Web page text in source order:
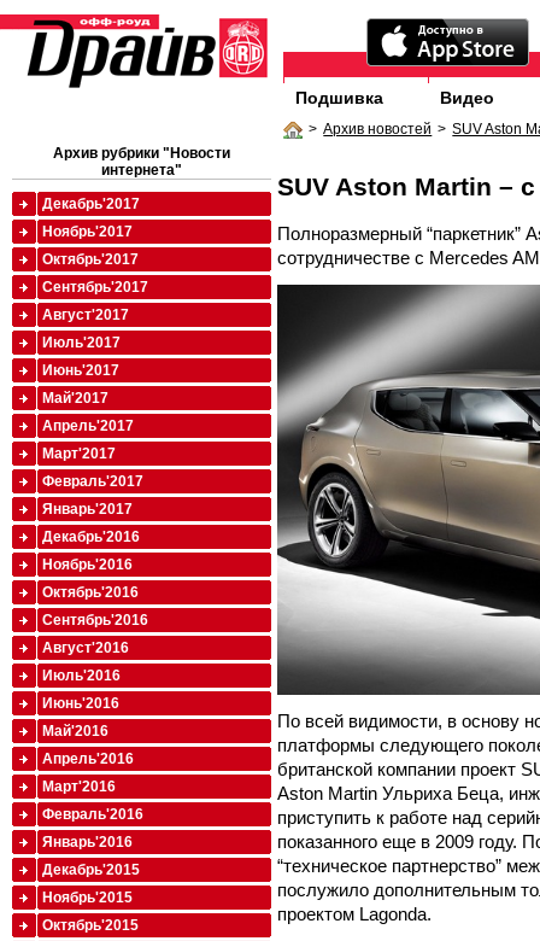
Подшивка Видео
> Архив новостей > SUV Aston
SUV Aston Martin –
Полноразмерный “паркетник”
сотрудничестве с Mercedes
По всей видимости, в основу
платформы следующего
британской компании проект
Aston Martin Ульриха Беца,
приступить к работе над
показанного еще в 2009 году.
“техническое партнерство”
послужило дополнительным
проектом Lagonda.
Архив рубрики "Новости
интернета"
Декабрь'2017
Ноябрь'2017
Октябрь'2017
Сентябрь'2017
Август'2017
Июль'2017
Июнь'2017
Май'2017
Апрель'2017
Март'2017
Февраль'2017
Январь'2017
Декабрь'2016
Ноябрь'2016
Октябрь'2016
Сентябрь'2016
Август'2016
Июль'2016
Июнь'2016
Май'2016
Апрель'2016
Март'2016
Февраль'2016
Январь'2016
Декабрь'2015
Ноябрь'2015
Октябрь'2015